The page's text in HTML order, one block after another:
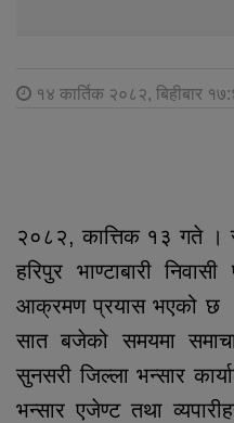
१४ कार्तिक २०८२, बिहीबार
२०८२, कात्तिक १३ गते ।
हरिपुर भाण्टाबारी
आक्रमण प्रयास भएको छ ।
सात बजेको समयमा
सुनसरी जिल्ला भन्सार
भन्सार एजेण्ट तथा